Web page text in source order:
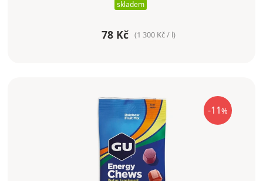
skladem
78 Kč (1 300 Kč / l)
-11%